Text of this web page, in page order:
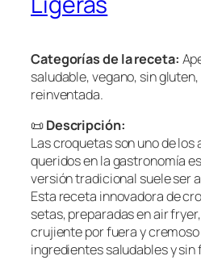
Categorías de la receta:
saludable, vegano, sin
reinventada.
📜Descripción:
Las croquetas son uno de
queridos en la gastronomía
versión tradicional suele ser
Esta receta innovadora de
setas, preparadas en air
crujiente por fuera y
ingredientes saludables y sin